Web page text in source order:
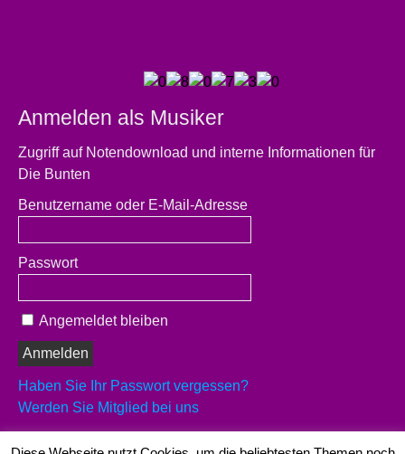
Anmelden als Musiker
Zugriff auf Notendownload und interne Informationen für
Die Bunten
Benutzername oder E-Mail-Adresse
Passwort
Angemeldet bleiben
Haben Sie Ihr Passwort vergessen?
Werden Sie Mitglied bei uns
Es sind schon 29 Musiker registriert